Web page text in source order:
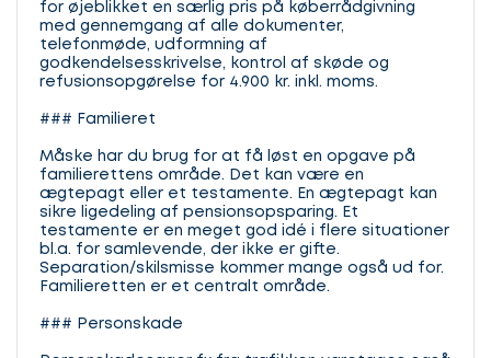
for øjeblikket en særlig pris på køberrådgivning
med gennemgang af alle dokumenter,
telefonmøde, udformning af
godkendelsesskrivelse, kontrol af skøde og
refusionsopgørelse for 4.900 kr. inkl. moms.
### Familieret
Måske har du brug for at få løst en opgave på
familierettens område. Det kan være en
ægtepagt eller et testamente. En ægtepagt kan
sikre ligedeling af pensionsopsparing. Et
testamente er en meget god idé i flere situationer
bl.a. for samlevende, der ikke er gifte.
Separation/skilsmisse kommer mange også ud for.
Familieretten er et centralt område.
### Personskade